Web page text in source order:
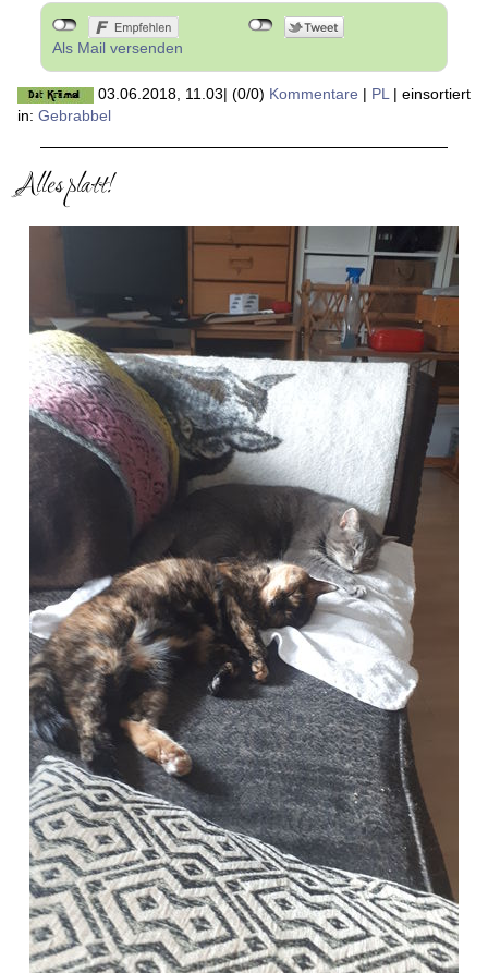
Als Mail versenden
03.06.2018, 11.03| (0/0) Kommentare | PL| einsortiert
in: Gebrabbel
Alles platt!